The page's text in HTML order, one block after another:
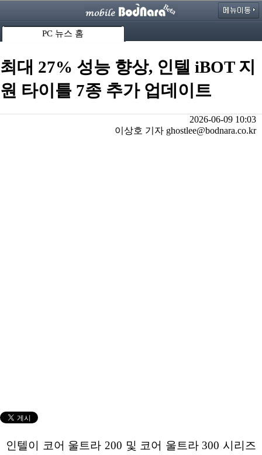
PC 뉴스 홈
최대 27% 성능 향상, 인텔 iBOT 지
원 타이틀 7종 추가 업데이트
2026-06-09 10:03
이상호 기자 ghostlee@bodnara.co.kr
인텔이 코어 울트라 200 및 코어 울트라 300 시리즈